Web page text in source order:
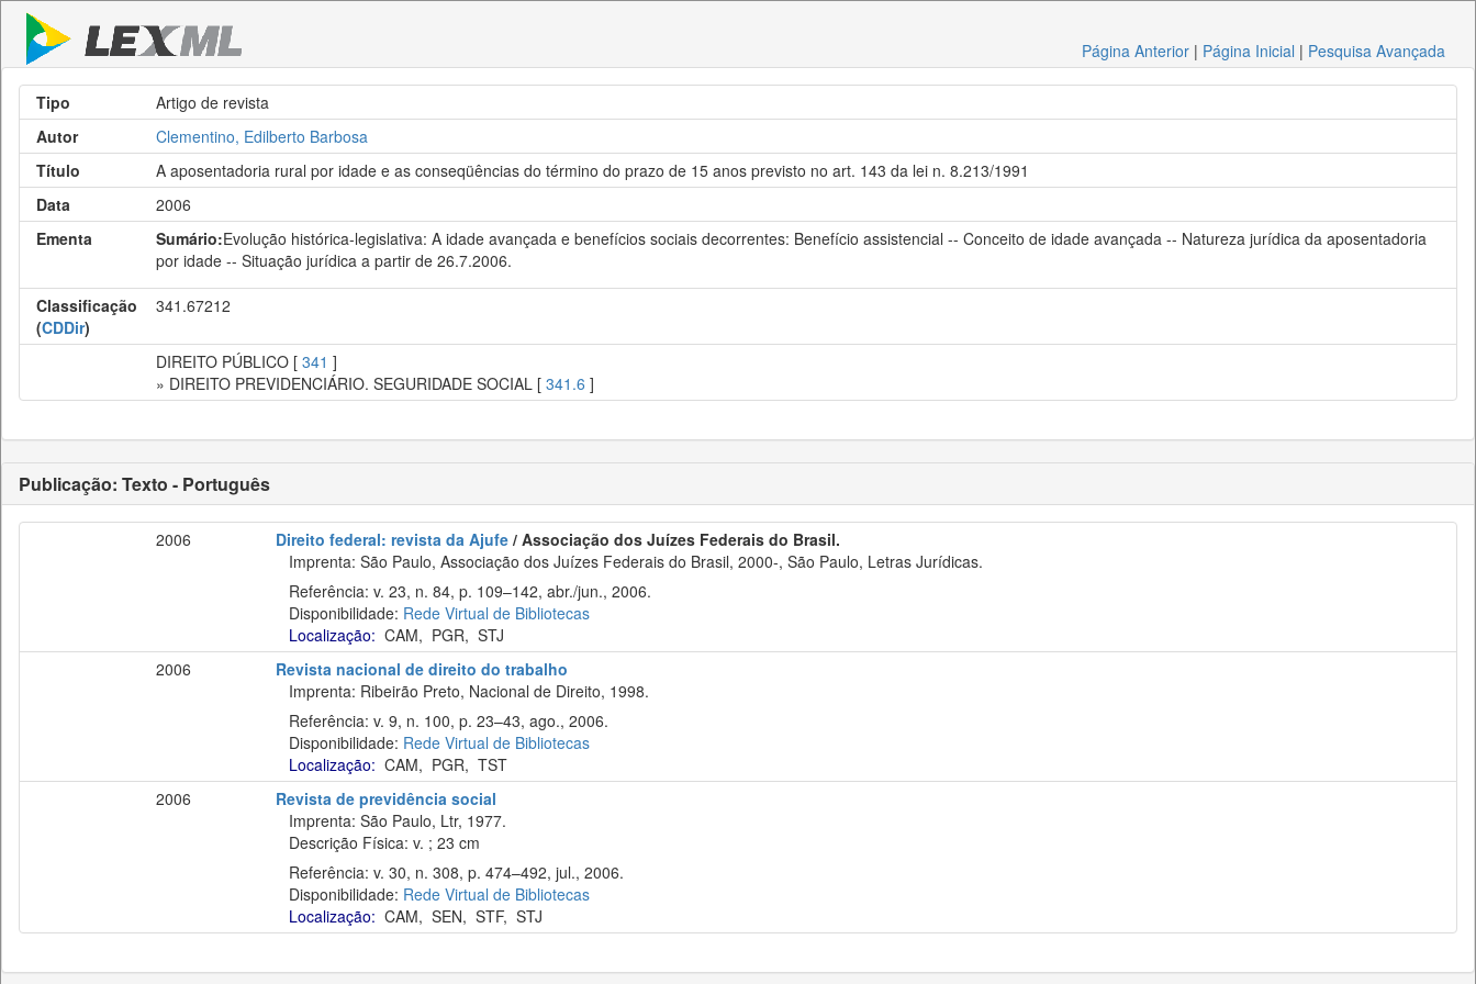
Página Anterior | Página Inicial | Pesquisa Avançada
Tipo
Artigo de revista
Autor
Clementino, Edilberto Barbosa
Título
A aposentadoria rural por idade e as conseqüências do término do prazo de 15 anos previsto no art. 143 da lei n. 8.213/1991
Data
2006
Ementa
Sumário:Evolução histórica-legislativa: A idade avançada e benefícios sociais decorrentes: Benefício assistencial -- Conceito de idade avançada -- Natureza jurídica da aposentadoria
por idade -- Situação jurídica a partir de 26.7.2006.
Classificação
(CDDir)
341.67212
DIREITO PÚBLICO [ 341 ]
» DIREITO PREVIDENCIÁRIO. SEGURIDADE SOCIAL [ 341.6 ]
Publicação: Texto - Português
2006 Direito federal: revista da Ajufe / Associação dos Juízes Federais do Brasil.
Imprenta: São Paulo, Associação dos Juízes Federais do Brasil, 2000-, São Paulo, Letras Jurídicas.
Referência: v. 23, n. 84, p. 109–142, abr./jun., 2006.
Disponibilidade: Rede Virtual de Bibliotecas
Localização: CAM, PGR, STJ
2006
Revista nacional de direito do trabalho
Imprenta: Ribeirão Preto, Nacional de Direito, 1998.
Referência: v. 9, n. 100, p. 23–43, ago., 2006.
Disponibilidade: Rede Virtual de Bibliotecas
Localização: CAM, PGR, TST
2006
Revista de previdência social
Imprenta: São Paulo, Ltr, 1977.
Descrição Física: v. ; 23 cm
Referência: v. 30, n. 308, p. 474–492, jul., 2006.
Disponibilidade: Rede Virtual de Bibliotecas
Localização: CAM, SEN, STF, STJ